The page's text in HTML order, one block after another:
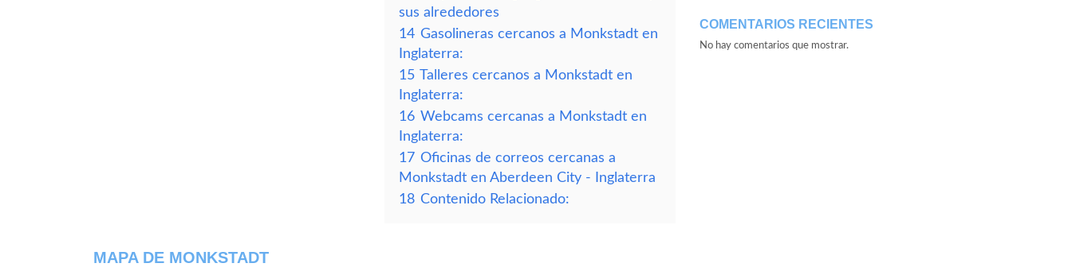
sus alrededores
14 Gasolineras cercanos a Monkstadt en
Inglaterra:
15 Talleres cercanos a Monkstadt en
Inglaterra:
16 Webcams cercanas a Monkstadt en
Inglaterra:
17 Oficinas de correos cercanas a
Monkstadt en Aberdeen City - Inglaterra
18 Contenido Relacionado:
MAPA DE MONKSTADT
COMENTARIOS RECIENTES
No hay comentarios que mostrar.